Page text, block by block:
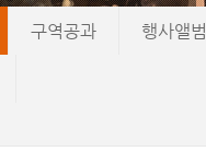
구역공과 행사앨범